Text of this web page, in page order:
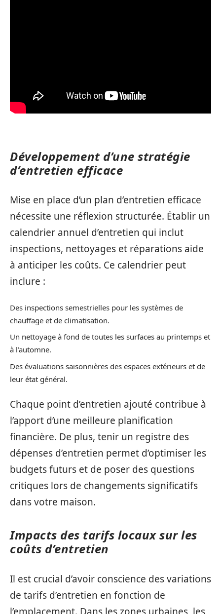
Développement d’une stratégie
d’entretien efficace
Mise en place d’un plan d’entretien efficace
nécessite une réflexion structurée. Établir un
calendrier annuel d’entretien qui inclut
inspections, nettoyages et réparations aide
à anticiper les coûts. Ce calendrier peut
inclure :
Des inspections semestrielles pour les systèmes de
chauffage et de climatisation.
Un nettoyage à fond de toutes les surfaces au printemps et
à l’automne.
Des évaluations saisonnières des espaces extérieurs et de
leur état général.
Chaque point d’entretien ajouté contribue à
l’apport d’une meilleure planification
financière. De plus, tenir un registre des
dépenses d’entretien permet d’optimiser les
budgets futurs et de poser des questions
critiques lors de changements significatifs
dans votre maison.
Impacts des tarifs locaux sur les
coûts d’entretien
Il est crucial d’avoir conscience des variations
de tarifs d’entretien en fonction de
l’emplacement. Dans les zones urbaines, les